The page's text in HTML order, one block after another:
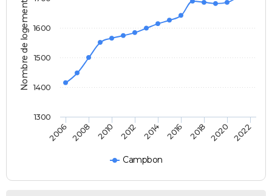
Nombre de logements
Campbon
2006 2008 2010 2012 2014 2016 2018 2020 2022
1300
1400
1500
1600